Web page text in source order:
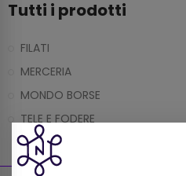
Tutti i prodotti
FILATI
MERCERIA
MONDO BORSE
TELE E FODERE